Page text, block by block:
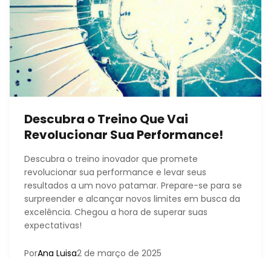
Descubra o Treino Que Vai
Revolucionar Sua Performance!
Descubra o treino inovador que promete
revolucionar sua performance e levar seus
resultados a um novo patamar. Prepare-se para se
surpreender e alcançar novos limites em busca da
excelência. Chegou a hora de superar suas
expectativas!
PorAna Luisa2 de março de 2025